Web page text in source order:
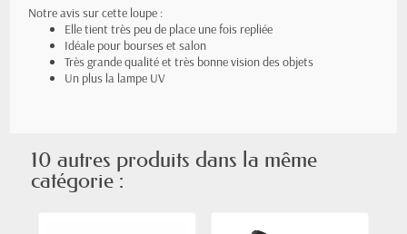
Notre avis sur cette loupe :
Elle tient très peu de place une fois repliée
Idéale pour bourses et salon
Très grande qualité et très bonne vision des objets
Un plus la lampe UV
10 autres produits dans la même
catégorie :